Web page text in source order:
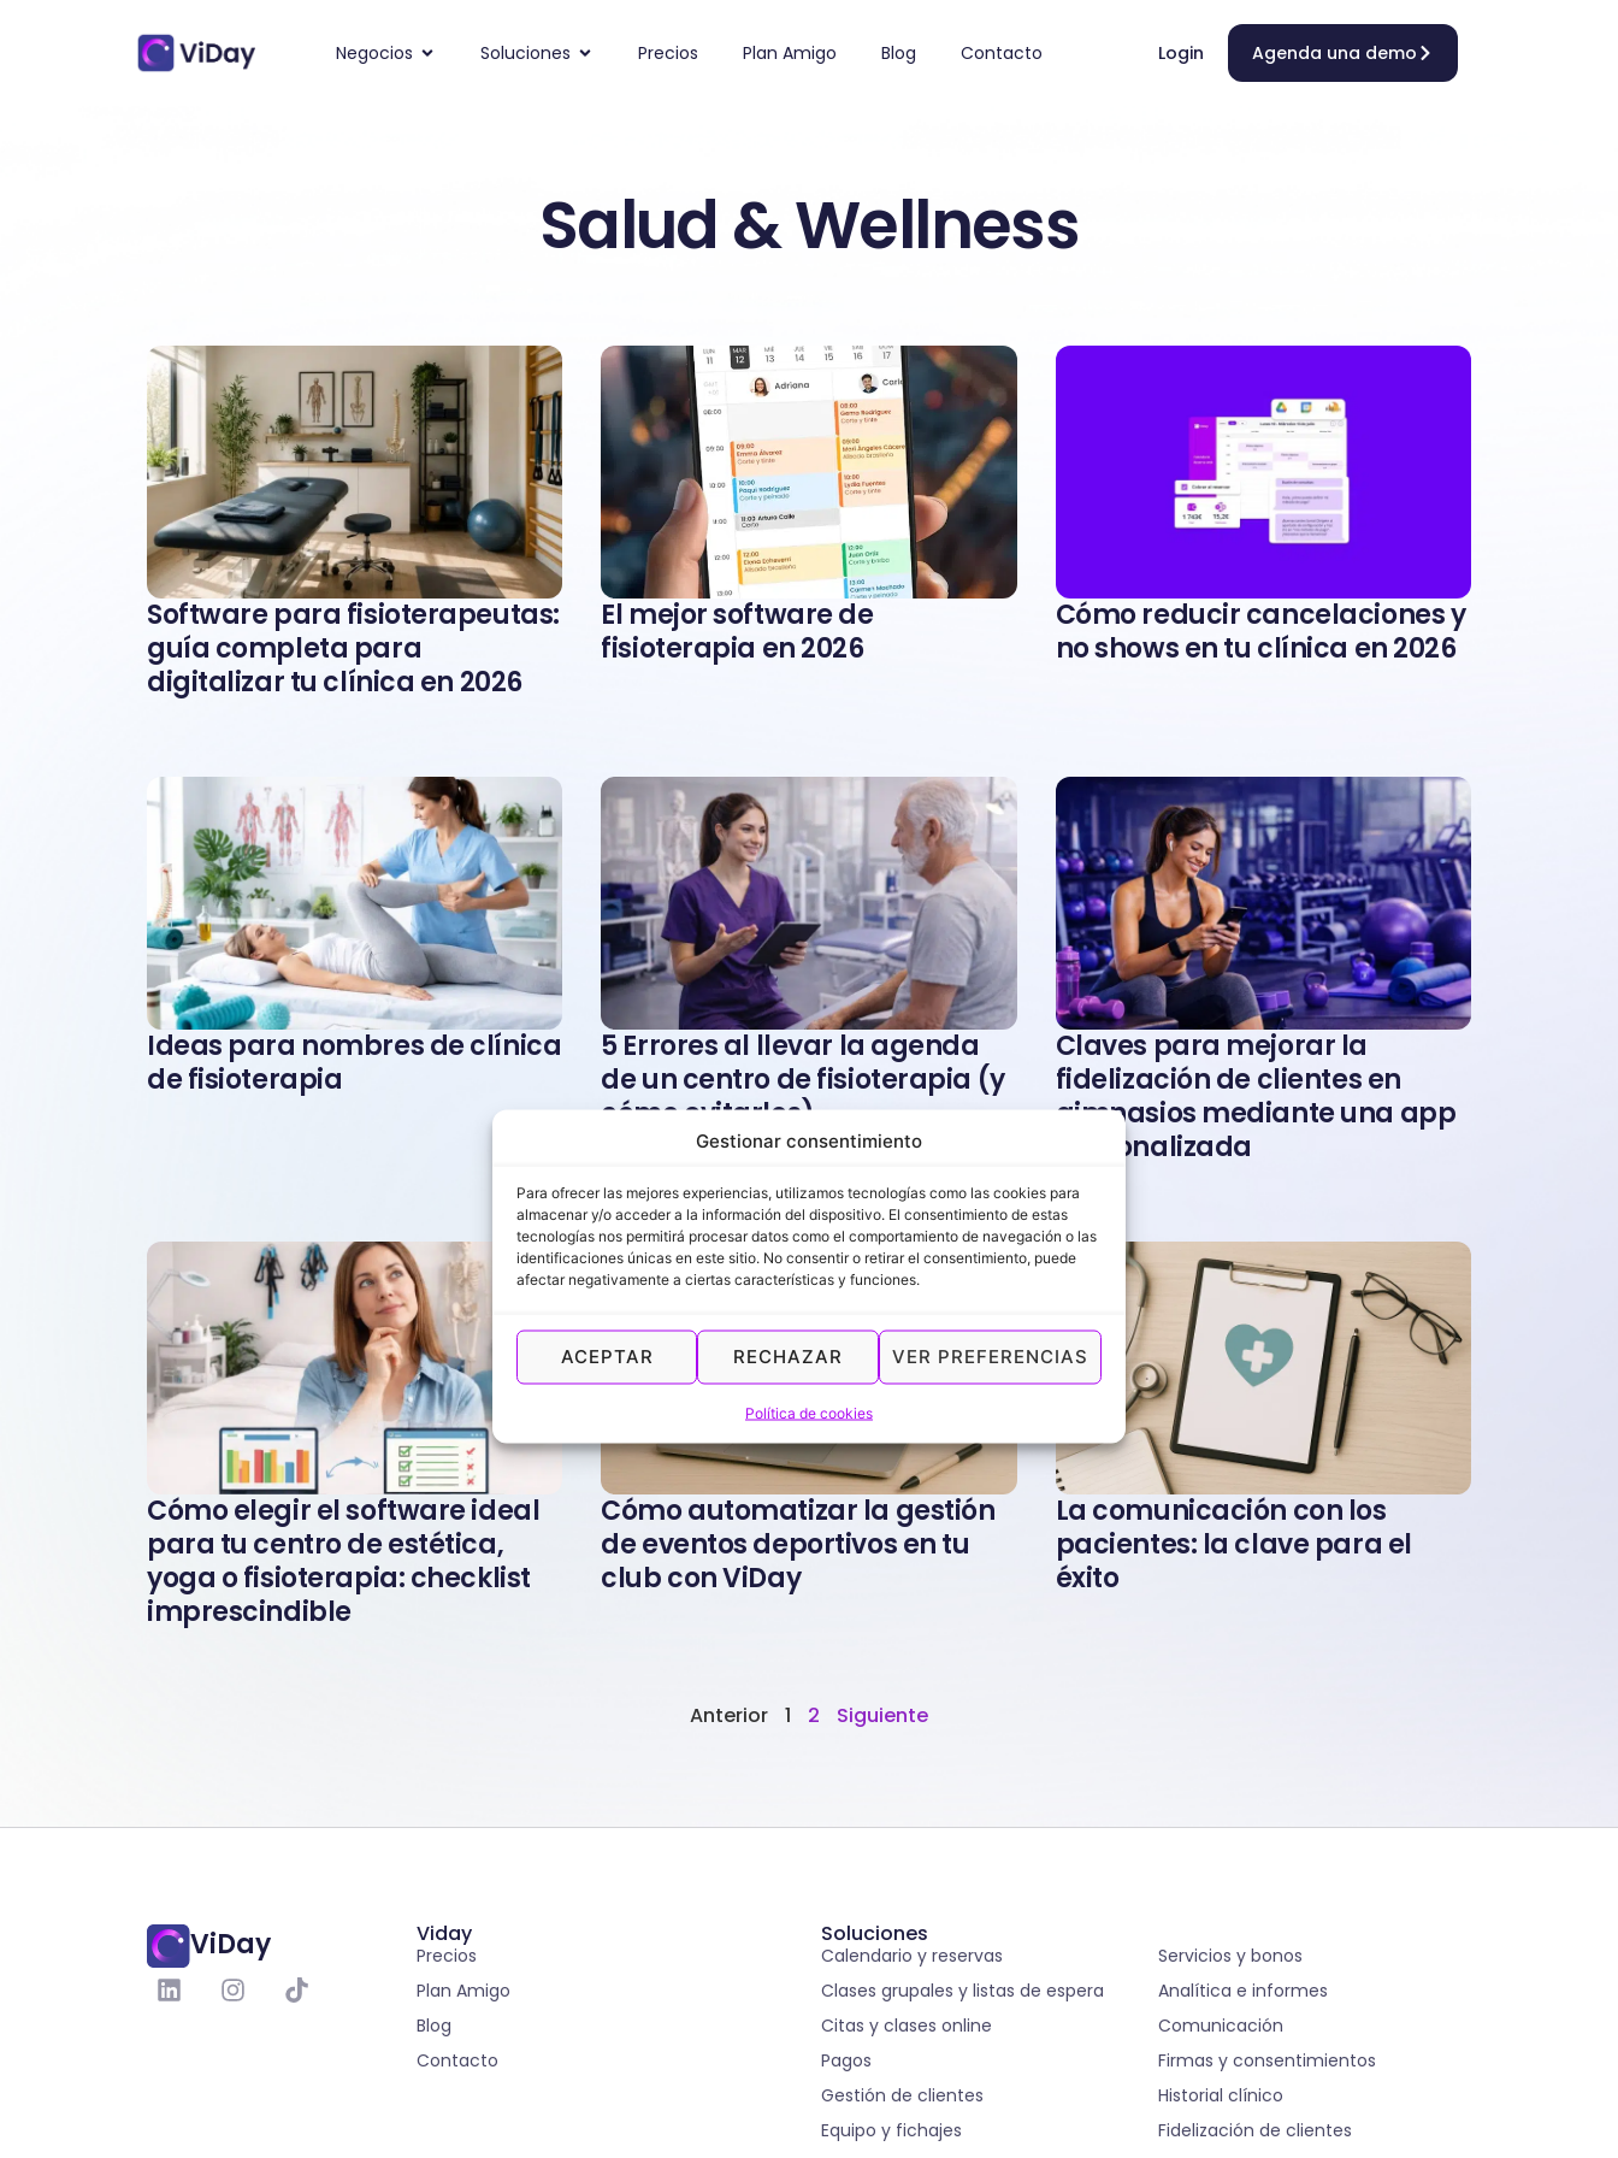
Gestionar consentimiento
Para ofrecer las mejores experiencias, utilizamos tecnologías como las cookies para
almacenar y/o acceder a la información del dispositivo. El consentimiento de estas
tecnologías nos permitirá procesar datos como el comportamiento de navegación o las
identificaciones únicas en este sitio. No consentir o retirar el consentimiento, puede
afectar negativamente a ciertas características y funciones.
ACEPTAR RECHAZAR VER PREFERENCIAS
Política de cookies
Negocios Soluciones Precios Plan Amigo Blog Contacto Login Agenda una demo
Salud & Wellness
Software para fisioterapeutas:
guía completa para
digitalizar tu clínica en 2026
El mejor software de
fisioterapia en 2026
Cómo reducir cancelaciones y
no shows en tu clínica en 2026
Ideas para nombres de clínica
de fisioterapia
5 Errores al llevar la agenda
de un centro de fisioterapia (y
cómo evitarlos)
Claves para mejorar la
fidelización de clientes en
gimnasios mediante una app
personalizada
Cómo elegir el software ideal
para tu centro de estética,
yoga o fisioterapia: checklist
imprescindible
Cómo automatizar la gestión
de eventos deportivos en tu
club con ViDay
La comunicación con los
pacientes: la clave para el
éxito
Anterior 1 2 Siguiente
ViDay Viday
Precios
Plan Amigo
Blog
Contacto
Soluciones
Calendario y reservas
Clases grupales y listas de espera
Citas y clases online
Pagos
Gestión de clientes
Equipo y fichajes
Servicios y bonos
Analítica e informes
Comunicación
Firmas y consentimientos
Historial clínico
Fidelización de clientes